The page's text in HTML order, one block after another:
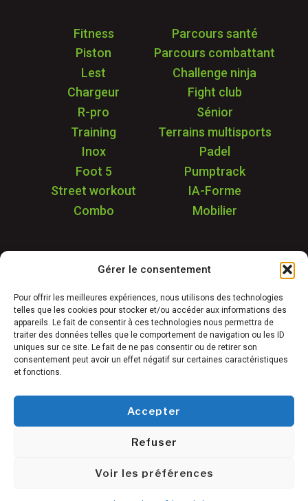
Gérer le consentement
Pour offrir les meilleures expériences, nous utilisons des technologies
telles que les cookies pour stocker et/ou accéder aux informations des
appareils. Le fait de consentir à ces technologies nous permettra de
traiter des données telles que le comportement de navigation ou les ID
uniques sur ce site. Le fait de ne pas consentir ou de retirer son
consentement peut avoir un effet négatif sur certaines caractéristiques
et fonctions.
Accepter
Refuser
Voir les préférences
Fitness
Parcours santé
Piston
Parcours combattant
Lest
Challenge ninja
Chargeur
Fight club
R-pro
Sénior
Training
Terrains multisports
Inox
Padel
Foot 5
Pumptrack
Street workout
IA-Forme
Combo
Mobilier
Garantie & SAV
Déstockage
Réalisations
FAQ
Blog
Contact
Conditions générales de vente